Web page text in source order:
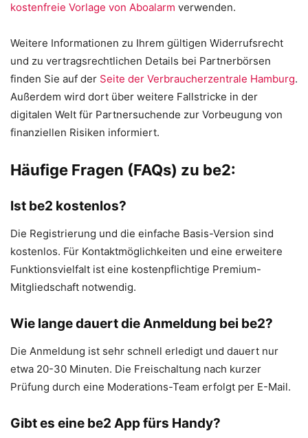
kostenfreie Vorlage von Aboalarm verwenden.
Weitere Informationen zu Ihrem gültigen Widerrufsrecht
und zu vertragsrechtlichen Details bei Partnerbörsen
finden Sie auf der Seite der Verbraucherzentrale Hamburg.
Außerdem wird dort über weitere Fallstricke in der
digitalen Welt für Partnersuchende zur Vorbeugung von
finanziellen Risiken informiert.
Häufige Fragen (FAQs) zu be2:
Ist be2 kostenlos?
Die Registrierung und die einfache Basis-Version sind
kostenlos. Für Kontaktmöglichkeiten und eine erweitere
Funktionsvielfalt ist eine kostenpflichtige Premium-
Mitgliedschaft notwendig.
Wie lange dauert die Anmeldung bei be2?
Die Anmeldung ist sehr schnell erledigt und dauert nur
etwa 20-30 Minuten. Die Freischaltung nach kurzer
Prüfung durch eine Moderations-Team erfolgt per E-Mail.
Gibt es eine be2 App fürs Handy?